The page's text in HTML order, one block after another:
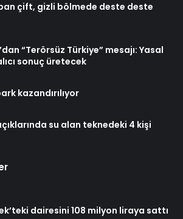
çift, gizli bölmede deste deste
“Terörsüz Türkiye” mesajı: Yasal
sonuç üretecek
kazandırılıyor
su alan teknedeki 4 kişi
dairesini 108 milyon liraya sattı